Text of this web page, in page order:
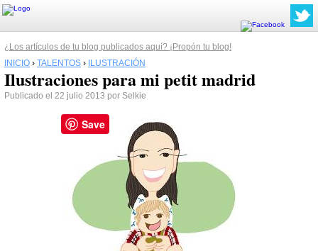
¿Los artículos de tu blog publicados aquí? ¡Propón tu blog!
INICIO › TALENTOS › ILUSTRACIÓN
Ilustraciones para mi petit madrid
Publicado el 22 julio 2013 por Selkie
Save